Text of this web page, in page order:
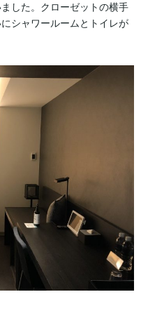
した。クローゼットの横手
シャワールームとトイレが